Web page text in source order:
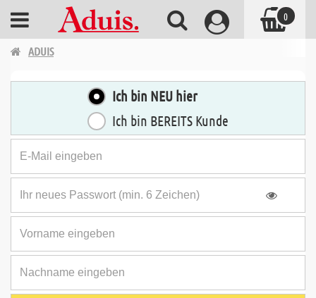
ADUIS
Ich bin NEU hier
Ich bin BEREITS Kunde
0